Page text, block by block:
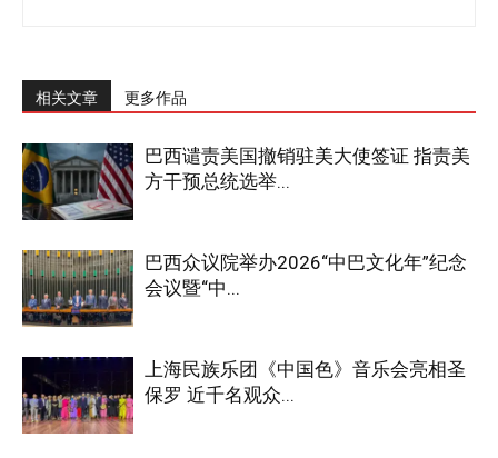
相关文章 更多作品
巴西谴责美国撤销驻美大使签证 指责美
方干预总统选举...
巴西众议院举办2026“中巴文化年”纪念
会议暨“中...
上海民族乐团《中国色》音乐会亮相圣
保罗 近千名观众...